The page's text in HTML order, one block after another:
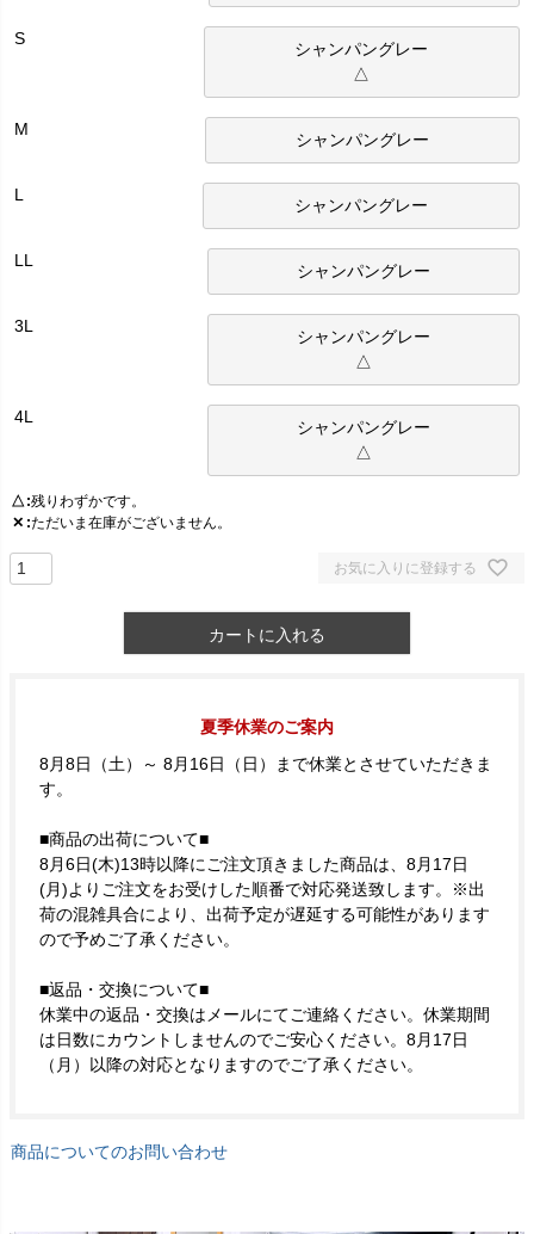
S
シャンパングレー
△
M
シャンパングレー
L
シャンパングレー
LL
シャンパングレー
3L
シャンパングレー
△
4L
シャンパングレー
△
△ 残りわずかです。
✕ ただいま在庫がございません。
お気に入りに登録する
カートに入れる
夏季休業のご案内
8月8日（土）～ 8月16日（日）まで休業とさせていただきま
す。
■商品の出荷について■
8月6日(木)13時以降にご注文頂きました商品は、8月17日
(月)よりご注文をお受けした順番で対応発送致します。※出
荷の混雑具合により、出荷予定が遅延する可能性があります
ので予めご了承ください。
■返品・交換について■
休業中の返品・交換はメールにてご連絡ください。休業期間
は日数にカウントしませんのでご安心ください。8月17日
（月）以降の対応となりますのでご了承ください。
商品についてのお問い合わせ